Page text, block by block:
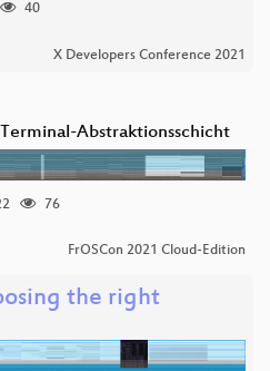
40
X Developers Conference 2021
Abstraktionsschicht
76
FrOSCon 2021 Cloud-Edition
the right